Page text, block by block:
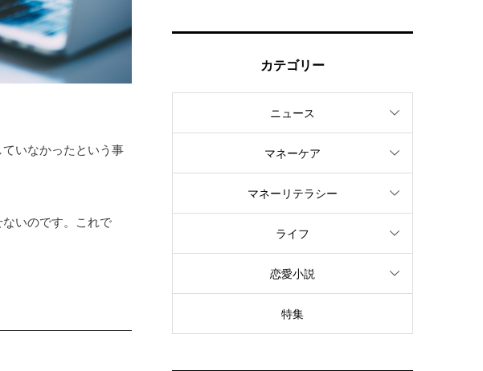
いなかったという事
いのです。これで
カテゴリー
ニュース
マネーケア
マネーリテラシー
ライフ
恋愛小説
特集